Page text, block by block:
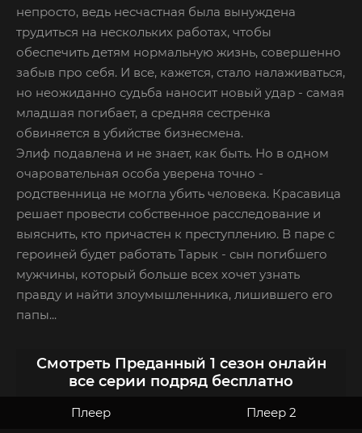
непросто, ведь несчастная была вынуждена
трудиться на нескольких работах, чтобы
обеспечить детям нормальную жизнь, совершенно
забыв про себя. И все, кажется, стало налаживаться,
но неожиданно судьба наносит новый удар - самая
младшая погибает, а средняя сестренка
обвиняется в убийстве бизнесмена.
Элиф подавлена и не знает, как быть. Но в одном
очаровательная особа уверена точно -
родственница не могла убить человека. Красавица
решает провести собственное расследование и
выяснить, кто причастен к преступлению. В паре с
героиней будет работать Тарык - сын погибшего
мужчины, который больше всех хочет узнать
правду и найти злоумышленника, лишившего его
папы...
Смотреть Преданный 1 сезон онлайн
все серии подряд бесплатно
Плеер Плеер 2